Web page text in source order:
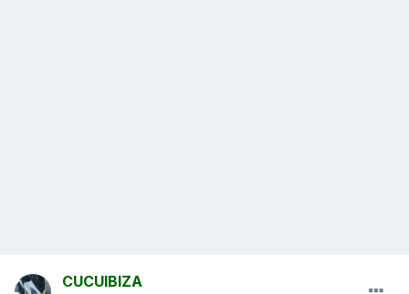
CUCUIBIZA